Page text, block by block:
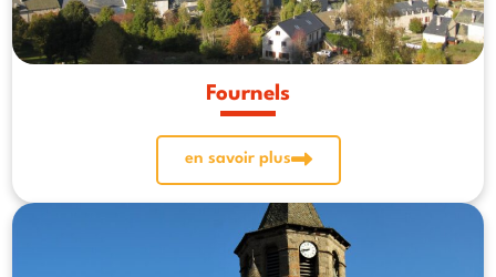
Fournels
en savoir plus